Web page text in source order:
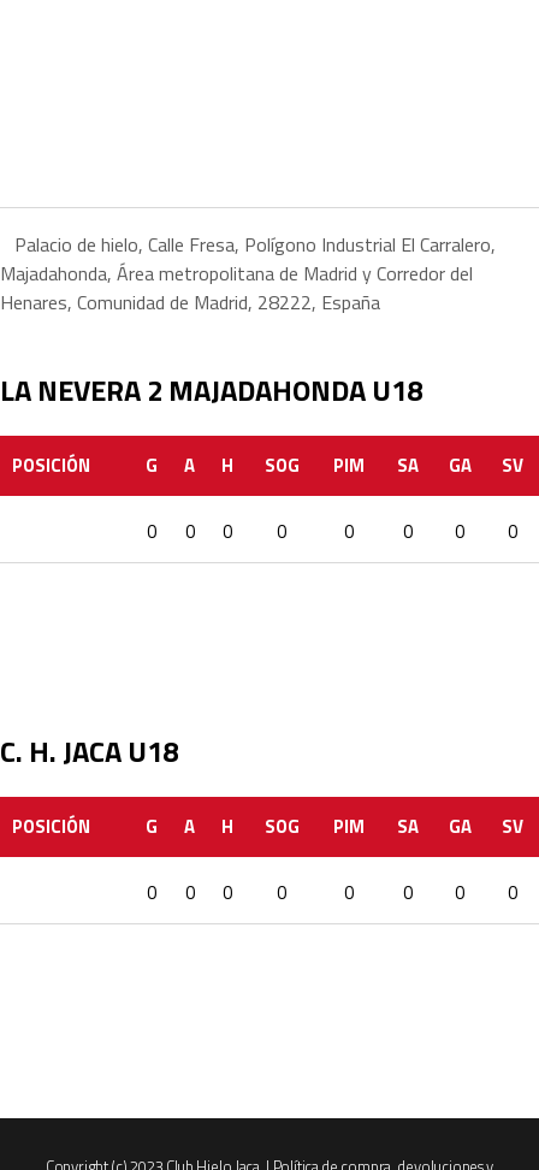
Palacio de hielo, Calle Fresa, Polígono Industrial El Carralero,
Majadahonda, Área metropolitana de Madrid y Corredor del
Henares, Comunidad de Madrid, 28222, España
LA NEVERA 2 MAJADAHONDA U18
POSICIÓN G A H SOG PIM SA GA SV
0 0 0 0 0 0 0 0
C. H. JACA U18
POSICIÓN G A H SOG PIM SA GA SV
0 0 0 0 0 0 0 0